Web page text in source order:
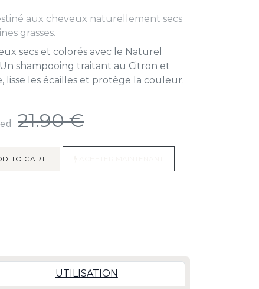
aux cheveux naturellement secs
grasses.
secs et colorés avec le Naturel
shampooing traitant au Citron et
lisse les écailles et protège la couleur.
21.90€
TO CART
UTILISATION